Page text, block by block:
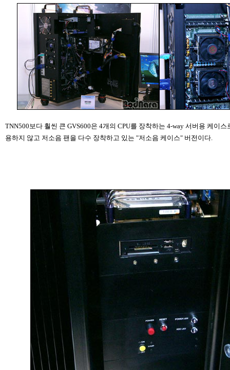
TNN500보다 훨씬 큰 GVS600은 4개의 CPU를 장착하는 4-way 서버용 케이
용하지 않고 저소음 팬을 다수 장착하고 있는 "저소음 케이스" 버전이다.